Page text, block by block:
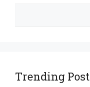
Trending Post